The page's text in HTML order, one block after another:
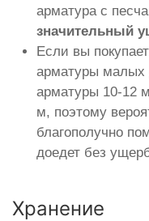
арматура с
значительный
Если вы
арматуры малых
арматуры 10-12
м, поэтому
благополучно
доедет без
Хранение